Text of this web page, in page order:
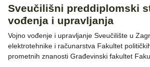
Sveučilišni preddiplomski
vođenja i upravljanja
Vojno vođenje i upravljanje Sveučilište u
elektrotehnike i računarstva Fakultet
prometnih znanosti Građevinski fakultet